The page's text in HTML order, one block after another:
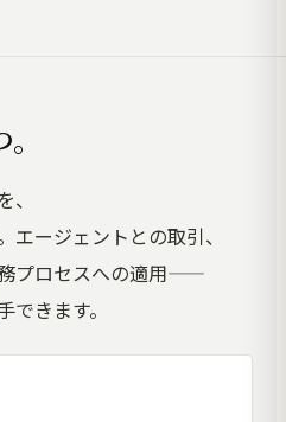
ージェントとの取引、
プロセスへの適用——
きます。